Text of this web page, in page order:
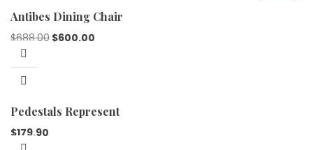
Antibes Dining Chair
$688.00 $600.00
Pedestals Represent
$179.90